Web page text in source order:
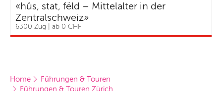
«hûs, stat, fëld – Mittelalter in der
Zentralschweiz»
6300 Zug | ab 0 CHF
Home
Führungen & Touren
Führungen & Touren Zürich